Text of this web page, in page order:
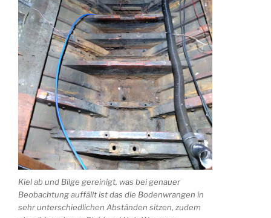
Kiel ab und Bilge gereinigt, was bei genauer
Beobachtung auffällt ist das die Bodenwrangen in
sehr unterschiedlichen Abständen sitzen, zudem